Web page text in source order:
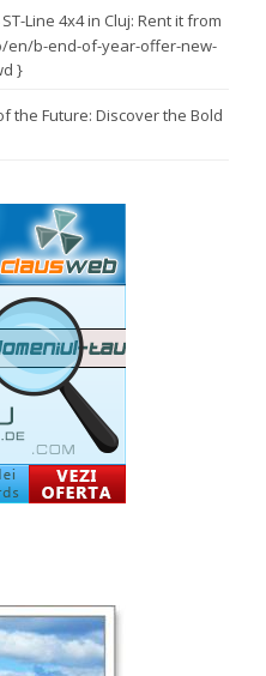
Line 4x4 in Cluj: Rent it from
en/b-end-of-year-offer-new-
}
the Future: Discover the Bold